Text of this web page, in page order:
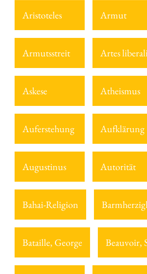
Aristoteles Armut
Armutsstreit Artes
Askese Atheismus
Auferstehung Aufklärung
Augustinus Autorität
Bahai-Religion
Bataille, George Beauvoir,